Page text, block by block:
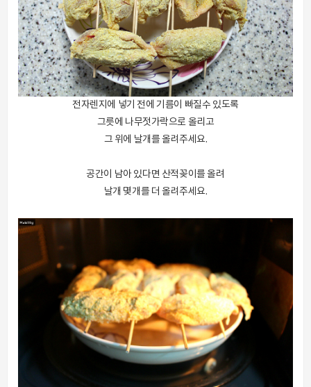
전자렌지에 넣기 전에 기름이 빠질수 있도록
그릇에 나무젓가락으로 올리고
그 위에 날개를 올려주세요.
공간이 남아 있다면 산적꽂이를 올려
날개 몇개를 더 올려주세요.